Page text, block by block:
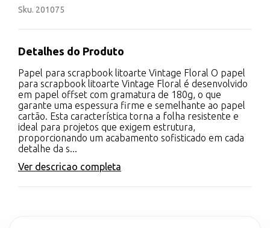
Sku. 201075
Detalhes do Produto
Papel para scrapbook litoarte Vintage Floral O papel
para scrapbook litoarte Vintage Floral é desenvolvido
em papel offset com gramatura de 180g, o que
garante uma espessura firme e semelhante ao papel
cartão. Esta característica torna a folha resistente e
ideal para projetos que exigem estrutura,
proporcionando um acabamento sofisticado em cada
detalhe da s...
Ver descricao completa